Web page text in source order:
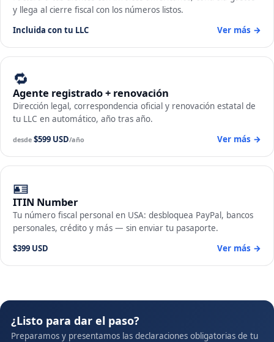
y llega al cierre fiscal con los números listos.
Incluida con tu LLC
Ver más →
🔁
Agente registrado + renovación
Dirección legal, correspondencia oficial y renovación estatal de
tu LLC en automático, año tras año.
desde $599 USD/año Ver más →
🪪
ITIN Number
Tu número fiscal personal en USA: desbloquea PayPal, bancos
personales, crédito y más — sin enviar tu pasaporte.
$399 USD
Ver más →
¿Listo para dar el paso?
Preparamos y presentamos las declaraciones obligatorias de tu